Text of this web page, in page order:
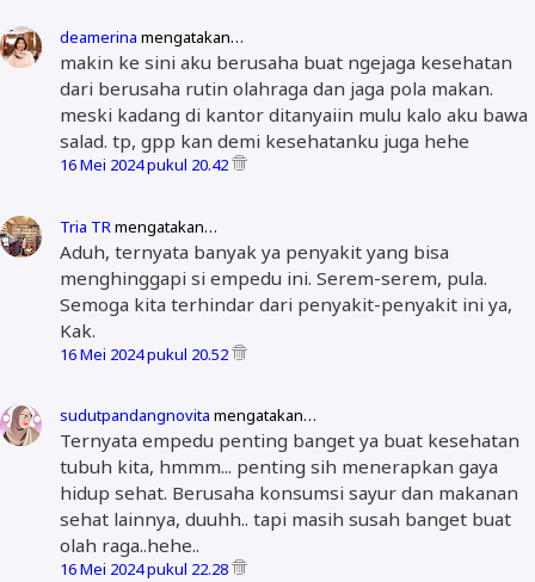
deamerina mengatakan…
makin ke sini aku berusaha buat ngejaga kesehatan
dari berusaha rutin olahraga dan jaga pola makan.
meski kadang di kantor ditanyaiin mulu kalo aku bawa
salad. tp, gpp kan demi kesehatanku juga hehe
16 Mei 2024 pukul 20.42
Tria TR mengatakan…
Aduh, ternyata banyak ya penyakit yang bisa
menghinggapi si empedu ini. Serem-serem, pula.
Semoga kita terhindar dari penyakit-penyakit ini ya,
Kak.
16 Mei 2024 pukul 20.52
sudutpandangnovita mengatakan…
Ternyata empedu penting banget ya buat kesehatan
tubuh kita, hmmm... penting sih menerapkan gaya
hidup sehat. Berusaha konsumsi sayur dan makanan
sehat lainnya, duuhh.. tapi masih susah banget buat
olah raga..hehe..
16 Mei 2024 pukul 22.28